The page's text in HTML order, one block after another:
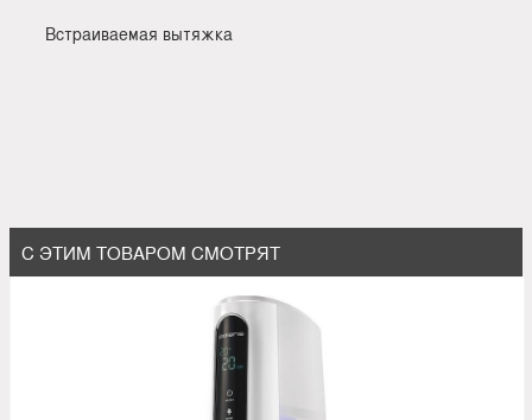
Встраиваемая вытяжка
С ЭТИМ ТОВАРОМ СМОТРЯТ